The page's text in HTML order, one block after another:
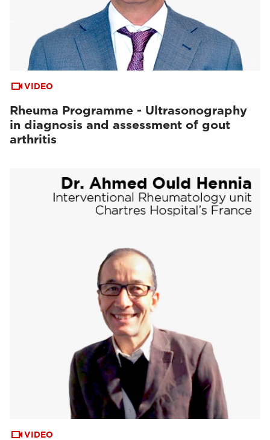
VIDEO
Rheuma Programme - Ultrasonography
in diagnosis and assessment of gout
arthritis
VIDEO